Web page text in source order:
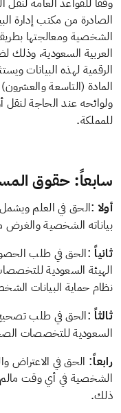
وفقًا للقواعد العامة
الصادرة من مكتب إدارة
الشخصية ومعالجتها
العربية السعودية، وذلك
الرقمية لهذه البيانات
المادة (التاسعة
ولوائحه عند الحاجة لنقل
للمملكة.
سابعاً: حقوق
أولا:الحق في العلم
بياناته الشخصية
ثانياً:الحق في طلب
الهيئة السعودية
نظام حماية البيانات
ثالثاً:الحق في طلب تصحيح
السعودية للتخصصات
رابعاً: الحق في الاعتراض
الشخصية في أي وقت
ذلك.